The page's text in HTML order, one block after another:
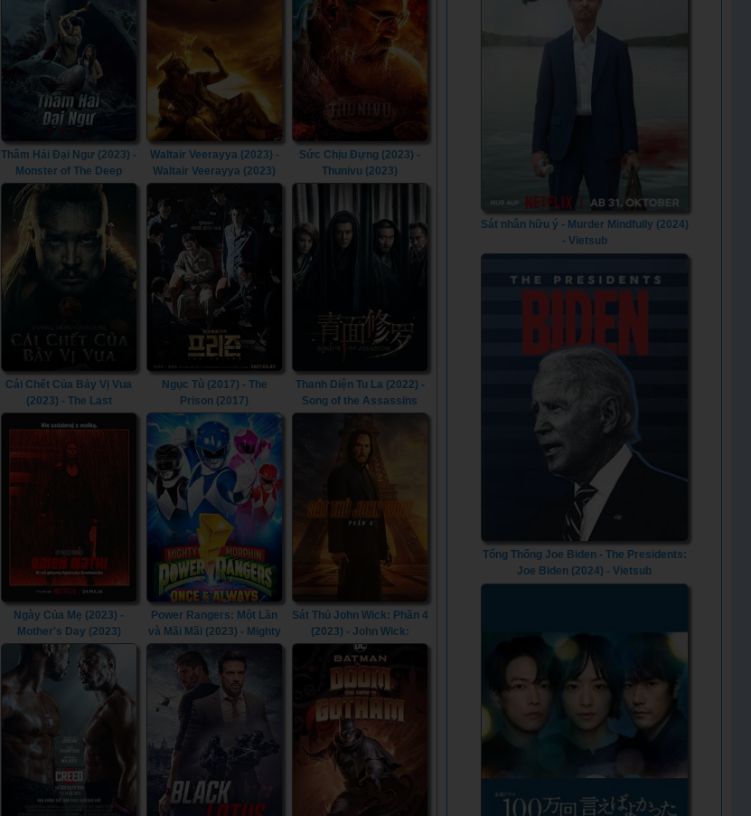
Thâm Hải Đại Ngư (2023) -
Monster of The Deep
(2023)
Waltair Veerayya (2023) -
Waltair Veerayya (2023)
Sức Chịu Đựng (2023) -
Thunivu (2023)
Cái Chết Của Bảy Vị Vua
(2023) - The Last
Must Die (2023)
Ngục Tù (2017) - The
Prison (2017)
Thanh Diện Tu La (2022) -
Song of the Assassins
Ngày Của Mẹ (2023) -
Mother's Day (2023)
Power Rangers: Một Lần
và Mãi Mãi (2023) - Mighty
Once & Always (2023)
Sát Thủ John Wick: Phần 4
(2023) - John Wick:
Chapter 4 (2023)
Sát nhân hữu ý - Murder Mindfully (2024)
- Vietsub
Tổng Thống Joe Biden - The Presidents:
Joe Biden (2024) - Vietsub